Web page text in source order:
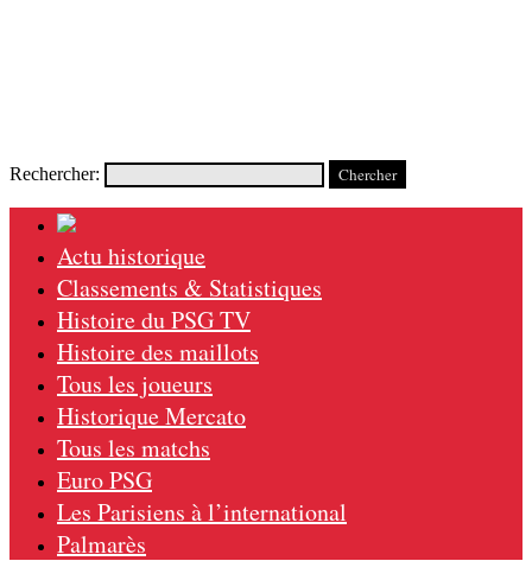
Rechercher:
Actu historique
Classements & Statistiques
Histoire du PSG TV
Histoire des maillots
Tous les joueurs
Historique Mercato
Tous les matchs
Euro PSG
Les Parisiens à l’international
Palmarès